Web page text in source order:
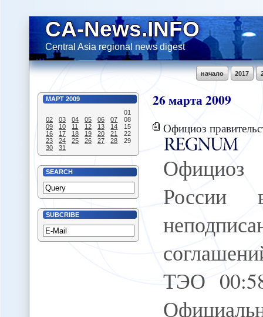
CA-News.INFO
Central Asia regional news digest
2017
начало
МАРТ 2009
01
02
03 04 05 06 07
08
09
10 11 12 13 14
15
16
17 18 19 20 21
22
23
24 25 26 27 28
29
30
31
SEARCH
SUBCRIBE
26марта2009
Официоз правительства России видит причины
Официоз
России
ТЭО